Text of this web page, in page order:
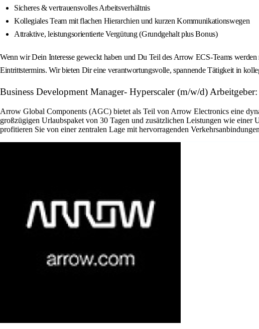
Sicheres & vertrauensvolles Arbeitsverhältnis
Kollegiales Team mit flachen Hierarchien und kurzen Kommunikationswegen
Attraktive, leistungsorientierte Vergütung (Grundgehalt plus Bonus)
Wenn wir Dein Interesse geweckt haben und Du Teil des Arrow ECS-Teams
Eintrittstermins. Wir bieten Dir eine verantwortungsvolle, spannende Tätigkeit in
Business Development Manager- Hyperscaler (m/w/d)
Arrow Global Components (AGC) bietet als Teil von Arrow Electronics eine
großzügigen Urlaubspaket von 30 Tagen und zusätzlichen Leistungen wie
profitieren Sie von einer zentralen Lage mit hervorragenden